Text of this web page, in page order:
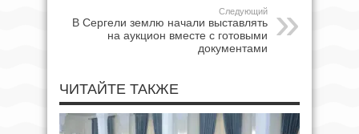
Следующий
В Сергели землю начали выставлять
на аукцион вместе с готовыми
документами
ЧИТАЙТЕ ТАКЖЕ